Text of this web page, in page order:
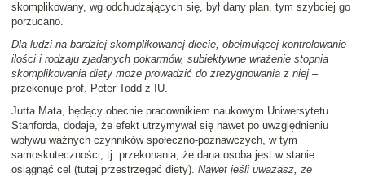
skomplikowany, wg odchudzających się, był dany plan, tym szybciej go
porzucano.
Dla ludzi na bardziej skomplikowanej diecie, obejmującej kontrolowanie
ilości i rodzaju zjadanych pokarmów, subiektywne wrażenie stopnia
skomplikowania diety może prowadzić do zrezygnowania z niej –
przekonuje prof. Peter Todd z IU.
Jutta Mata, będący obecnie pracownikiem naukowym Uniwersytetu
Stanforda, dodaje, że efekt utrzymywał się nawet po uwzględnieniu
wpływu ważnych czynników społeczno-poznawczych, w tym
samoskuteczności, tj. przekonania, że dana osoba jest w stanie
osiągnąć cel (tutaj przestrzegać diety). Nawet jeśli uważasz, że